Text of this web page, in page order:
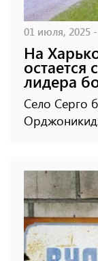
01 июля, 2025
На
остается
лидера
Село Серго